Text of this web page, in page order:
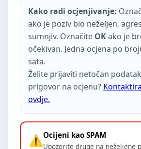
Kako radi ocjenjivanje:
ako je poziv bio neželjen,
sumnjiv. Označite OKako je
očekivan. Jedna ocjena po
sata.
Želite prijaviti netočan
prigovor na ocjenu?
ovdje.
Ocijeni kao SPAM
Upozorite druge na neželjene